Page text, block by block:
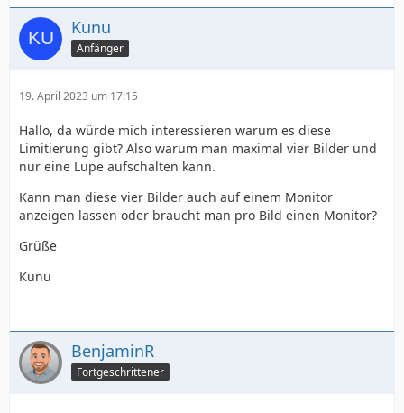
Kunu
Anfänger
19. April 2023 um 17:15
Hallo, da würde mich interessieren warum es diese
Limitierung gibt? Also warum man maximal vier Bilder und
nur eine Lupe aufschalten kann.
Kann man diese vier Bilder auch auf einem Monitor
anzeigen lassen oder braucht man pro Bild einen Monitor?
Grüße
Kunu
BenjaminR
Fortgeschrittener